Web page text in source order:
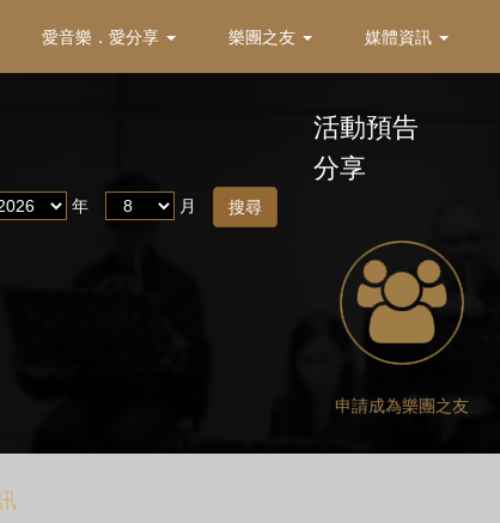
年 月
活動預告
分享
申請成為樂團之友
愛音樂．愛分享 樂團之友 媒體資訊